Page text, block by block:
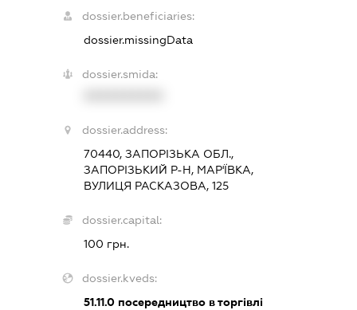
dossier.beneficiaries:
dossier.missingData
dossier.smida:
dossier.address:
70440, ЗАПОРІЗЬКА ОБЛ.,
ЗАПОРІЗЬКИЙ Р-Н, МАР'ЇВКА,
ВУЛИЦЯ РАСКАЗОВА, 125
dossier.capital:
100 грн.
dossier.kveds:
51.11.0посередництво в торгівлі